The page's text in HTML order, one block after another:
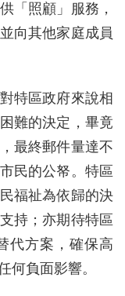
「照顧」服務，
向其他家庭成員
特區政府來說相
難的決定，畢竟
最終郵件量達不
民的公帑。特區
福祉為依歸的決
持；亦期待特區
代方案，確保高
何負面影響。